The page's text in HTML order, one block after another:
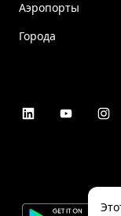
Аэропорты
Города